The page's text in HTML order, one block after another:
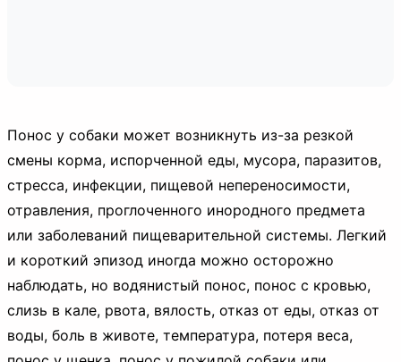
Понос у собаки может возникнуть из-за резкой
смены корма, испорченной еды, мусора, паразитов,
стресса, инфекции, пищевой непереносимости,
отравления, проглоченного инородного предмета
или заболеваний пищеварительной системы. Легкий
и короткий эпизод иногда можно осторожно
наблюдать, но водянистый понос, понос с кровью,
слизь в кале, рвота, вялость, отказ от еды, отказ от
воды, боль в животе, температура, потеря веса,